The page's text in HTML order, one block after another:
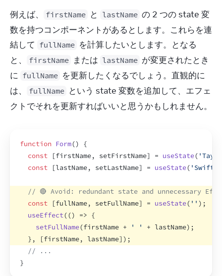
例えば、 firstName と lastName の 2 つの state 変
数を持つコンポーネントがあるとします。これらを連
結して fullName を計算したいとします。となる
と、
firstName または lastName が変更されたとき
に fullName を更新したくなるでしょう。直観的に
は、
fullName という state 変数を追加して、エフェ
クトでそれを更新すればいいと思うかもしれません。
function Form()
{
const
[firstName, setFirstName] = useState(
const
[lastName, setLastName] = useState( 'Swift'
// 🔴 Avoid: redundant state and unnecessary
const
[fullName, setFullName] = useState( '' ) ;
useEffect(() => {
setFullName(firstName + ' ' + lastName) ;
} , [firstName, lastName] ) ;
// ...
}